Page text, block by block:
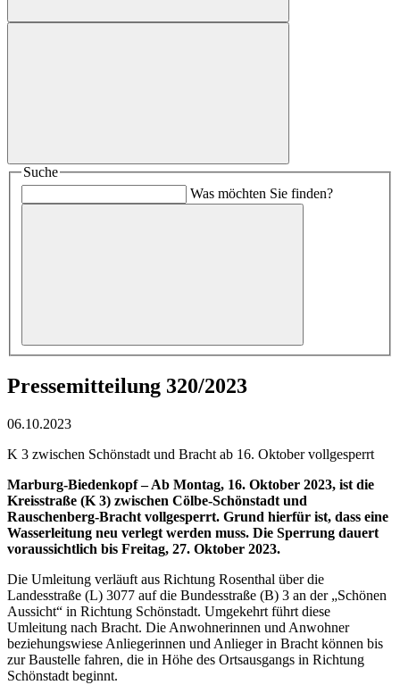
Suche
Was möchten Sie finden?
Pressemitteilung 320/2023
06.10.2023
K 3 zwischen Schönstadt und Bracht ab 16. Oktober vollgesperrt
Marburg-Biedenkopf – Ab Montag, 16. Oktober 2023, ist die
Kreisstraße (K 3) zwischen Cölbe-Schönstadt und
Rauschenberg-Bracht vollgesperrt. Grund hierfür ist, dass eine
Wasserleitung neu verlegt werden muss. Die Sperrung dauert
voraussichtlich bis Freitag, 27. Oktober 2023.
Die Umleitung verläuft aus Richtung Rosenthal über die
Landesstraße (L) 3077 auf die Bundesstraße (B) 3 an der „Schönen
Aussicht“ in Richtung Schönstadt. Umgekehrt führt diese
Umleitung nach Bracht. Die Anwohnerinnen und Anwohner
beziehungswiese Anliegerinnen und Anlieger in Bracht können bis
zur Baustelle fahren, die in Höhe des Ortsausgangs in Richtung
Schönstadt beginnt.